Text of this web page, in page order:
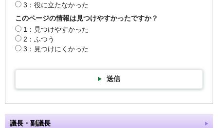
3：役に立たなかった
このページの情報は見つけやすかったですか？
1：見つけやすかった
2：ふつう
3：見つけにくかった
送信
議長・副議長